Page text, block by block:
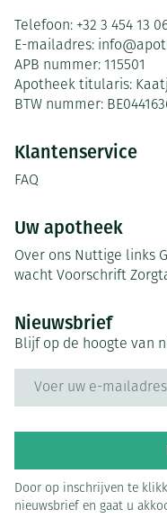
Telefoon: +32 3 454 13
E-mailadres: info@
APB nummer: 115501
Apotheek titularis:
BTW nummer:
Klantenservice
FAQ
Uw apotheek
Over ons Nuttige links
wacht Voorschrift
Nieuwsbrief
Blijf op de hoogte van
Door op inschrijven te
nieuwsbrief en gaat u